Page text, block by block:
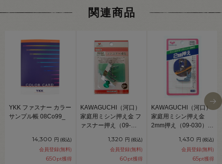
関連商品
YKK ファスナー カラー
サンプル帳 08Co99_
14,300 円 (税込)
会員登録(無料)
650pt獲得
KAWAGUCHI（河口）
家庭用ミシン押え金 フ
ァスナー押え（09-
1,320 円 (税込)
会員登録(無料)
60pt獲得
KAWAGUCHI（河口）
家庭用ミシン押え金
2mm押え（09-030）
1,430 円 (税込)
会員登録(無料)
65pt獲得